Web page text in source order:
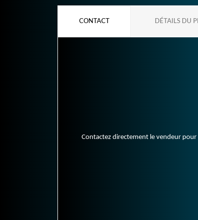
CONTACT DÉTAILS DU
Contactez directement le vendeur